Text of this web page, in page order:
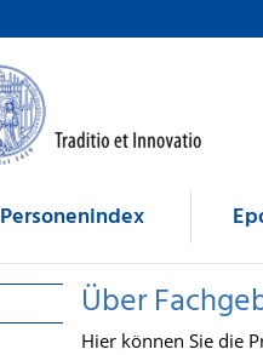
Personenindex
Über
Hier können Sie die